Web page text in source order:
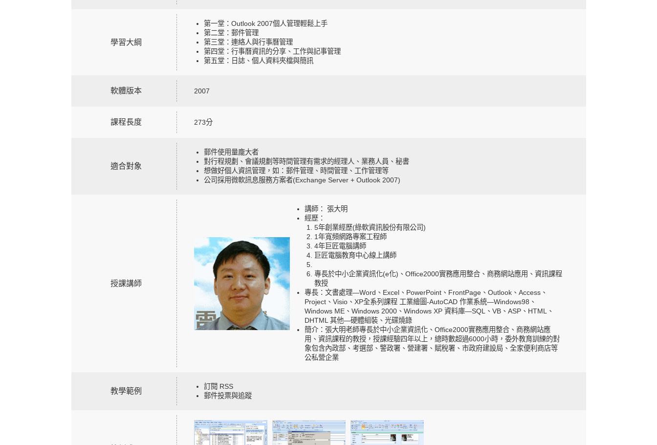
學習大綱
第一堂：Outlook 2007個人管理輕鬆上手
第二堂：郵件管理
第三堂：連絡人與行事曆管理
第四堂：行事曆資訊的分享、工作與記事管理
第五堂：日誌、個人資料夾檔與簡訊
軟體版本 2007
課程長度 273分
適合對象
郵件使用量龐大者
對行程規劃、會議規劃等時間管理有需求的經理人、業務人員、秘書
想做好個人資訊管理，如：郵件管理、時間管理、工作管理等
公司採用微軟訊息服務方案者(Exchange Server + Outlook 2007)
授課講師
講師： 張大明
經歷：
5年創業經歷(綠軟資訊股份有限公司)
1年寬頻網路專案工程師
4年巨匠電腦講師
巨匠電腦教育中心線上講師
專長於中小企業資訊化(e化)、Office2000實務應用整合、商務網站應用、資訊課程
教授
專長：文書處理—Word、Excel、PowerPoint、FrontPage、Outlook、Access、
Project、Visio、XP全系列課程 工業繪圖-AutoCAD 作業系統—Windows98、
Windows ME、Windows 2000、Windows XP 資料庫—SQL、VB、ASP、HTML、
DHTML 其他—硬體組裝、光碟燒錄
簡介：張大明老師專長於中小企業資訊化、Office2000實務應用整合、商務網站應
用、資訊課程的教授，授課經驗四年以上，總時數超過6000小時，委外教育訓練的對
象包含內政部、考選部、警政署、營建署、賦稅署、市政府建設局、全家便利商店等
公私營企業
教學範例
訂閱 RSS
郵件投票與追蹤